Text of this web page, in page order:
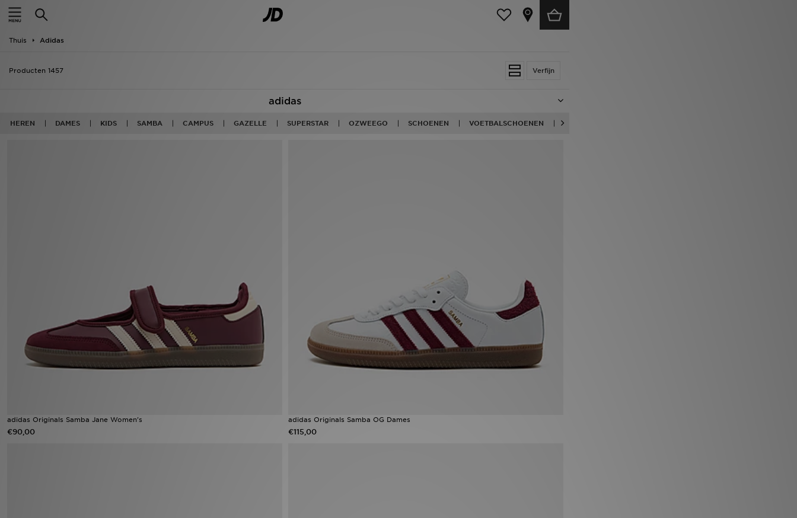
Thuis Adidas
Verfijn
Producten 1457
adidas
HEREN DAMES KIDS SAMBA CAMPUS GAZELLE SUPERSTAR OZWEEGO SCHOENEN VOETBALSCHOENEN
adidas Originals Samba Jane Women's
€90,00
adidas Originals Samba OG Dames
€115,00
Home
New In
Dames
Bestelling traceren
Mijn JD
Wie wij zijn